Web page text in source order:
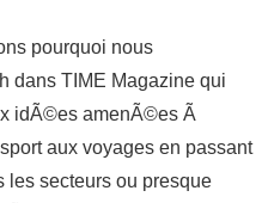
pourquoi nous
dans TIME Magazine qui
idÃ©es amenÃ©es Ã
aux voyages en passant
secteurs ou presque